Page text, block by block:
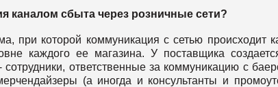
каналом сбыта через розничные сети?
при которой коммуникация с сетью происходит
каждого ее магазина. У поставщика
ответственные за коммуникацию с
(а иногда и консультанты и